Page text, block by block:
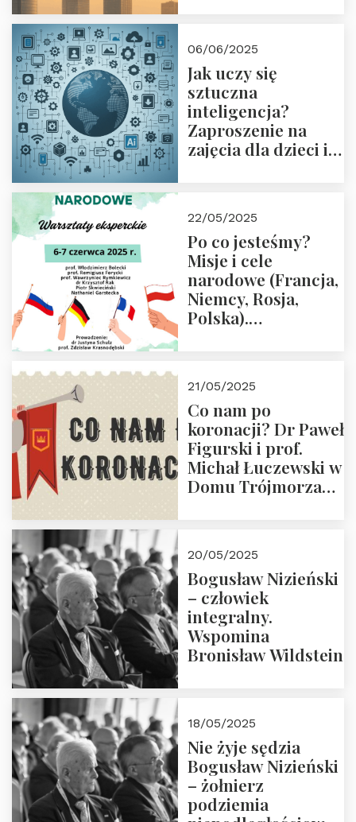
06/06/2025
Jak uczy się
sztuczna
inteligencja?
Zaproszenie na
zajęcia dla dzieci i
22/05/2025
Po co jesteśmy?
Misje i cele
narodowe (Francja,
Niemcy, Rosja,
Polska).
Zapraszamy do
zapisów.
21/05/2025
Co nam po
koronacji? Dr Paweł
Figurski i prof.
Michał Łuczewski w
Domu Trójmorza
20/05/2025
Bogusław Nizieński
– człowiek
integralny.
Wspomina
Bronisław Wildstein
18/05/2025
Nie żyje sędzia
Bogusław Nizieński
– żołnierz
podziemia